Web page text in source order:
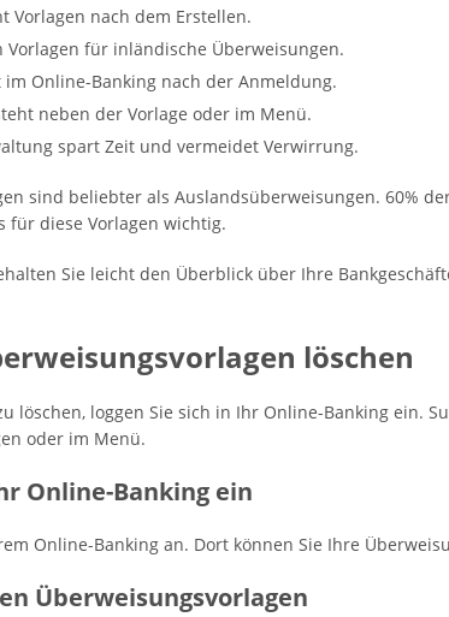
Vorlagen nach dem Erstellen.
Vorlagen für inländische Überweisungen.
im Online-Banking nach der Anmeldung.
neben der Vorlage oder im Menü.
spart Zeit und vermeidet Verwirrung.
sind beliebter als Auslandsüberweisungen. 60%
für diese Vorlagen wichtig.
Sie leicht den Überblick über Ihre
löschen
löschen, loggen Sie sich in Ihr Online-Banking ein.
oder im Menü.
Online-Banking ein
Online-Banking an. Dort können Sie Ihre
Überweisungsvorlagen